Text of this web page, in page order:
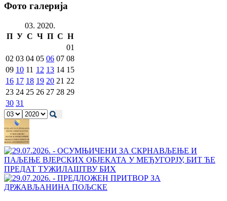
Фото галерија
03. 2020.
П У С Ч П С Н
01
02 03 04 05 06 07 08
09 10 11 12 13 14 15
16 17 18 19 20 21 22
23 24 25 26 27 28 29
30 31